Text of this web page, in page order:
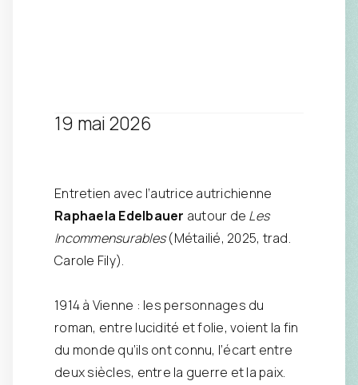
19 mai 2026
Entretien avec l’autrice autrichienne
Raphaela Edelbauer autour de Les
Incommensurables(Métailié, 2025, trad.
Carole Fily).
1914 à Vienne : les personnages du
roman, entre lucidité et folie, voient la fin
du monde qu’ils ont connu, l’écart entre
deux siècles, entre la guerre et la paix.